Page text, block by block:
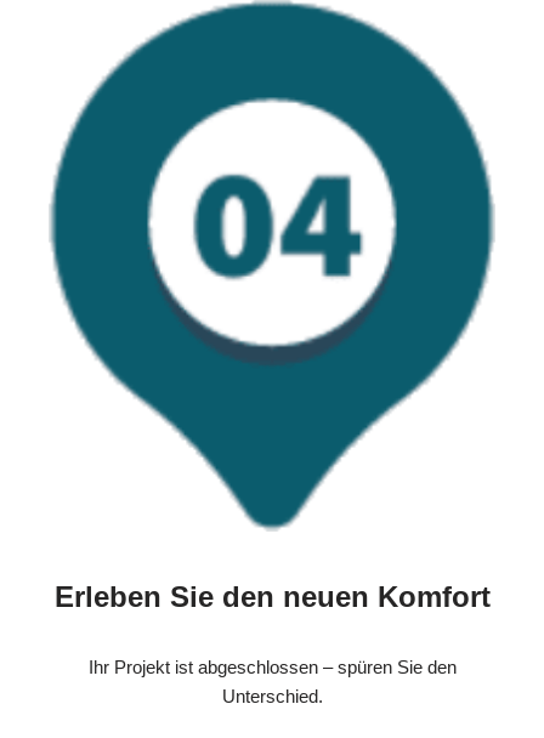
Erleben Sie den neuen Komfort
Ihr Projekt ist abgeschlossen – spüren Sie den
Unterschied.